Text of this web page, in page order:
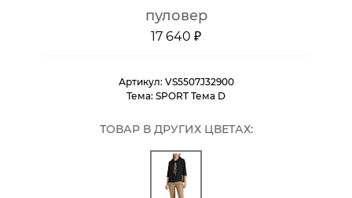
пуловер
17 640 ₽
Артикул: VS5507J32900
Тема: SPORT Тема D
ТОВАР В ДРУГИХ ЦВЕТАХ: